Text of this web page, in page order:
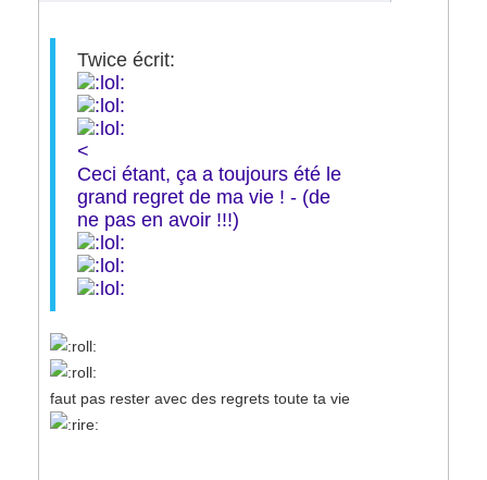
Twice écrit:
<
Ceci étant, ça a toujours été le
grand regret de ma vie ! - (de
ne pas en avoir !!!)
faut pas rester avec des regrets toute ta vie